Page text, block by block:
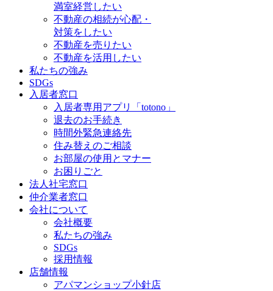
満室経営したい
不動産の相続が心配・
対策をしたい
不動産を売りたい
不動産を活用したい
私たちの強み
SDGs
入居者窓口
入居者専用アプリ「totono」
退去のお手続き
時間外緊急連絡先
住み替えのご相談
お部屋の使用とマナー
お困りごと
法人社宅窓口
仲介業者窓口
会社について
会社概要
私たちの強み
SDGs
採用情報
店舗情報
アパマンショップ小針店